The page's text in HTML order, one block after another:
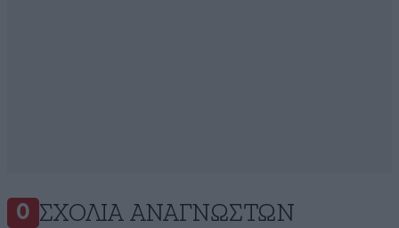
0 ΣΧΌΛΙΑ ΑΝΑΓΝΩΣΤΏΝ